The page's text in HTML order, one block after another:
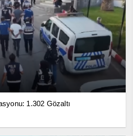
1.302 Gözaltı